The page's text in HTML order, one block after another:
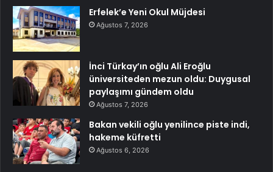
Erfelek’e Yeni Okul Müjdesi
Ağustos 7, 2026
İnci Türkay’ın oğlu Ali Eroğlu
üniversiteden mezun oldu: Duygusal
paylaşımı gündem oldu
Ağustos 7, 2026
Bakan vekili oğlu yenilince piste indi,
hakeme küfretti
Ağustos 6, 2026